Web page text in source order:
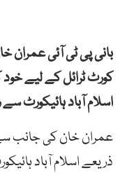
کورٹ ٹرائل کے لیے
اسلام آباد ہائیکورٹ سے
عمران خان کی جانب
ذریعے اسلام آباد